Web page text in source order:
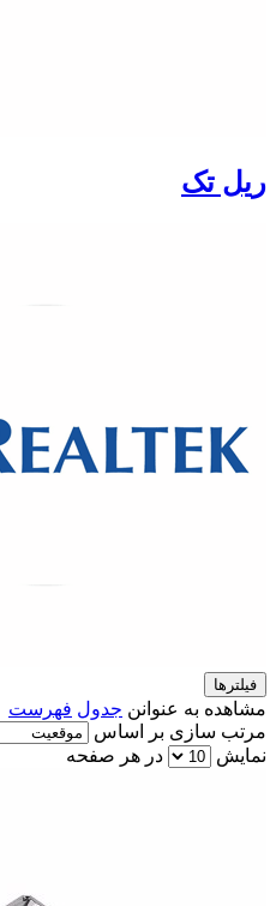
ریل تک
فیلترها
مشاهده به عنوانن جدول فهرست
مرتب سازی بر اساس
نمایش
در هر صفحه